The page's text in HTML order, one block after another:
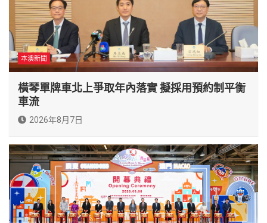
本澳新聞
橫琴單牌車北上爭取年內落實 擬採用預約制平衡
車流
2026年8月7日